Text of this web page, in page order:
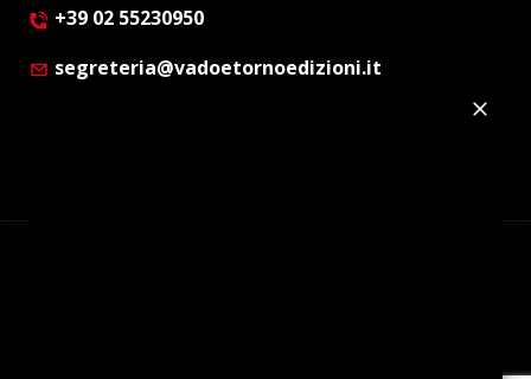
+39 02 55230950
segreteria@vadoetornoedizioni.it